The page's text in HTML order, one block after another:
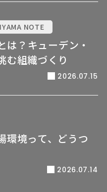
NOTE
は？キューデン・
む組織づくり
2026.07.15
環境って、どうつ
2026.07.14